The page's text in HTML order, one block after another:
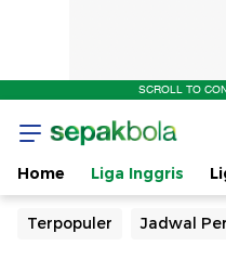
SCROLL TO
Home Liga Inggris
Terpopuler Jadwal